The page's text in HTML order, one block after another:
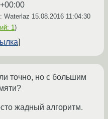
Waterlaz 15.08.2016 11:04:30
1)
точно, но с большим
жадный алгоритм.